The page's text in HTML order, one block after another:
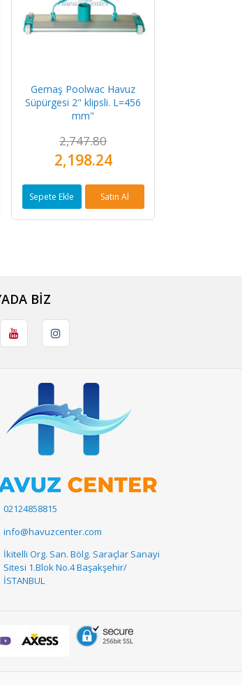
Gemaş Poolwac Havuz
Süpürgesi 2" klipsli. L=456
mm"
2,747.80
2,198.24
Sepete Ekle Satın Al
BİZ
02124858815
info@havuzcenter.com
İkitelli Org. San. Bölg. Saraçlar Sanayi
Sitesi 1.Blok No.4 Başakşehir/
İSTANBUL